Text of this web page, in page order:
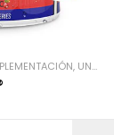
, UNCATEGORIZED